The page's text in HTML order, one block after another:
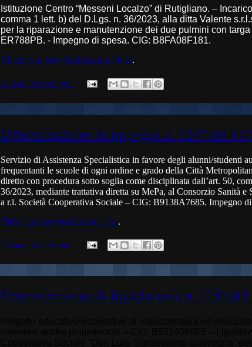
Istituzione Centro “Messeni Localzo” di Rutigliano. –
comma 1 lett. b) del D.Lgs. n. 36/2023, alla ditta Valente
per la riparazione e manutenzione dei due pulmini con targa
ER788PB. - Impegno di spesa. CIG: B8FA08F181.
Clicca qui per visualizzare l'atto.
Nessun commento:
Determinazione di impegno n. 3207 del
Servizio di Assistenza Specialistica in favore degli alunni/studenti
frequentanti le scuole di ogni ordine e grado della Città
diretto con procedura sotto soglia come disciplinata dall’art. 50,
36/2023, mediante trattativa diretta su MePa, al Consorzio Sanità e
a r.l. Società Cooperativa Sociale – CIG: B9138A7685. Impegno
Clicca qui per visualizzare l'atto.
Nessun commento:
Determinazione di liquidazione n. 2290 del